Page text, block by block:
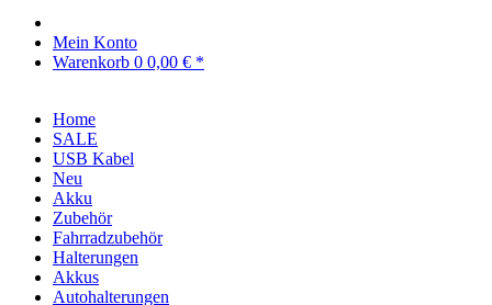
Mein Konto
Warenkorb 0 0,00 € *
Home
SALE
USB Kabel
Neu
Akku
Zubehör
Fahrradzubehör
Halterungen
Akkus
Autohalterungen